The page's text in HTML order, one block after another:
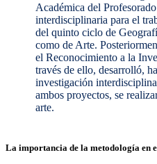
Académica del
interdisciplinaria para el
del quinto ciclo de
como de Arte.
el Reconocimiento a la
través de ello, desarrolló,
investigación
ambos proyectos, se
arte.
La importancia de la metodología en